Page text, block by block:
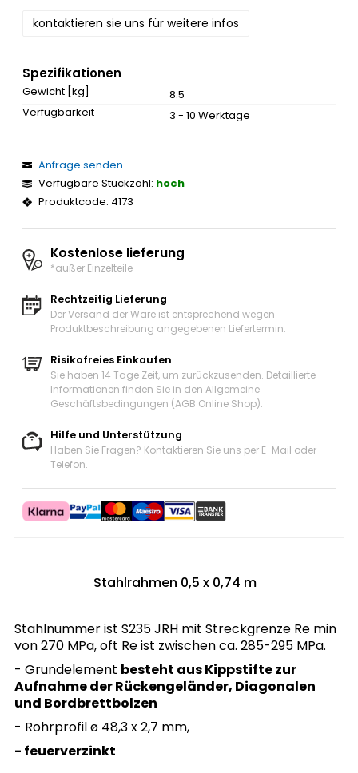
kontaktieren sie uns für weitere infos
Spezifikationen
Gewicht [kg]
8.5
Verfügbarkeit
3 - 10 Werktage
Anfrage senden
Verfügbare Stückzahl: hoch
Produktcode: 4173
Kostenlose lieferung
*außer Einzelteile
Rechtzeitig Lieferung
Der Versand der Ware ist entsprechend wegen
Produktbeschreibung angegebenen Liefertermin.
Risikofreies Einkaufen
Sie haben 14 Tage Zeit, um zurückzusenden. Detaillierte
Informationen finden Sie in den Allgemeine
Geschäftsbedingungen (AGB Online Shop).
Hilfe und Unterstützung
Haben Sie Fragen? Kontaktieren Sie uns per E-Mail oder
Telefon.
Stahlrahmen 0,5 x 0,74 m
Stahlnummer ist S235 JRH mit Streckgrenze Re min
von 270 MPa, oft Re ist zwischen ca. 285-295 MPa.
- Grundelement besteht aus Kippstifte zur
Aufnahme der Rückengeländer, Diagonalen
und Bordbrettbolzen
- Rohrprofil ø 48,3 x 2,7 mm,
- feuerverzinkt